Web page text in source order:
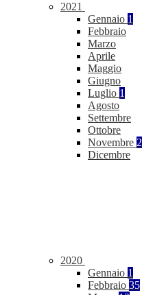
2021
Gennaio 1
Febbraio
Marzo
Aprile
Maggio
Giugno
Luglio 1
Agosto
Settembre
Ottobre
Novembre 2
Dicembre
2020
Gennaio 1
Febbraio 35